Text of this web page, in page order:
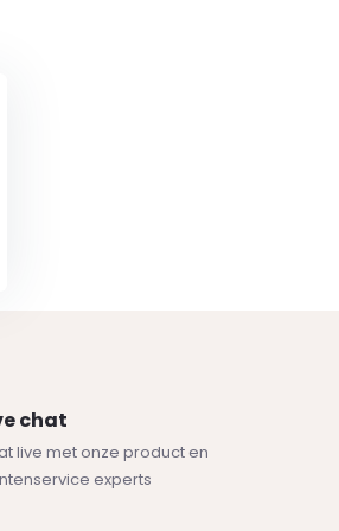
chat
live met onze product en
experts